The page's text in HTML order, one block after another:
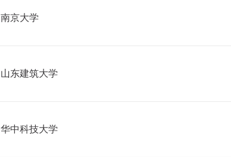
南京大学
山东建筑大学
华中科技大学